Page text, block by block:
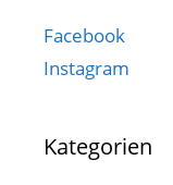
Facebook
Instagram
Kategorien